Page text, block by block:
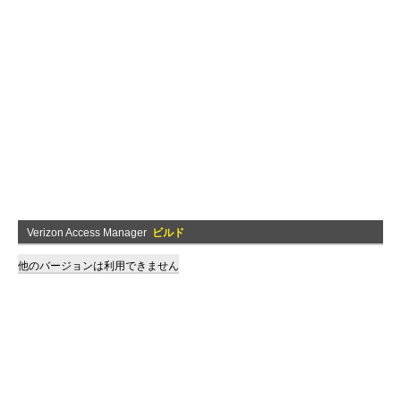
Verizon Access Manager ビルド
他のバージョンは利用できません